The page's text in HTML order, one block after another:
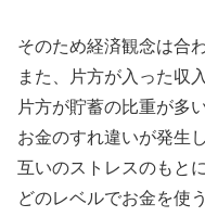
そのため経済観念は合
また、片方が入った収
片方が貯蓄の比重が多
お金のすれ違いが発生し
互いのストレスのもと
どのレベルでお金を使